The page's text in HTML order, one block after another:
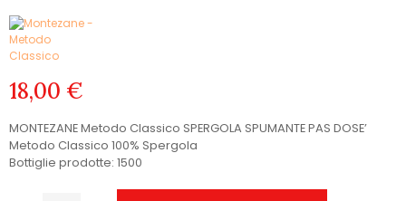
18,00 €
MONTEZANE Metodo Classico SPERGOLA SPUMANTE PAS DOSE’
Metodo Classico 100% Spergola
Bottiglie prodotte: 1500